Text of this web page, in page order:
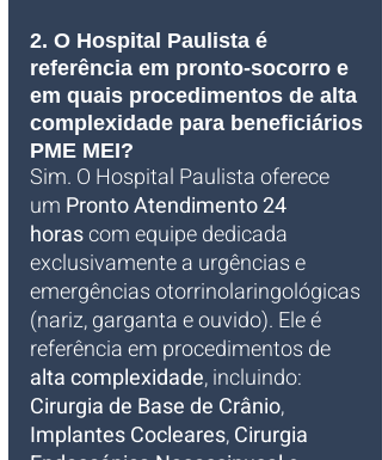
2. O Hospital Paulista é
referência em pronto-socorro e
em quais procedimentos de alta
complexidade para beneficiários
PME MEI?
Sim. O Hospital Paulista oferece
um Pronto Atendimento 24
horas com equipe dedicada
exclusivamente a urgências e
emergências otorrinolaringológicas
(nariz, garganta e ouvido). Ele é
referência em procedimentos de
alta complexidade, incluindo:
Cirurgia de Base de Crânio,
Implantes Cocleares, Cirurgia